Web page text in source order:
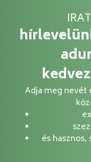
Adja meg nevét
és